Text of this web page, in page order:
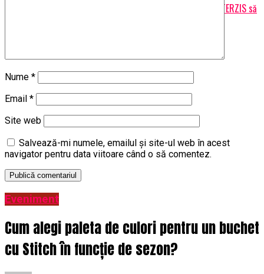
Decizie șocantă a autorităților locale! Orașul în care este INTERZIS să
Nume *
Email *
Site web
Salvează-mi numele, emailul și site-ul web în acest
navigator pentru data viitoare când o să comentez.
Eveniment
Cum alegi paleta de culori pentru un buchet
cu Stitch în funcție de sezon?